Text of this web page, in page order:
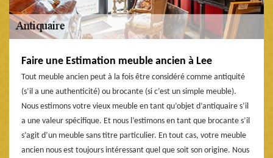
Faire une Estimation meuble ancien à Lee
Tout meuble ancien peut à la fois être considéré comme antiquité
(s’il a une authenticité) ou brocante (si c’est un simple meuble).
Nous estimons votre vieux meuble en tant qu’objet d’antiquaire s’il
a une valeur spécifique. Et nous l’estimons en tant que brocante s’il
s’agit d’un meuble sans titre particulier. En tout cas, votre meuble
ancien nous est toujours intéressant quel que soit son origine. Nous